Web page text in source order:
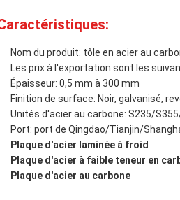
Nom du produit: tôle en acier au
Les prix à l'exportation sont les
Épaisseur: 0,5 mm à 300 mm
Finition de surface: Noir, galvanisé,
Unités d'acier au carbone: S235/
Port: port de Qingdao/Tianjin/
Plaque d'acier laminée à froid
Plaque d'acier à faible teneur en
Plaque d'acier au carbone